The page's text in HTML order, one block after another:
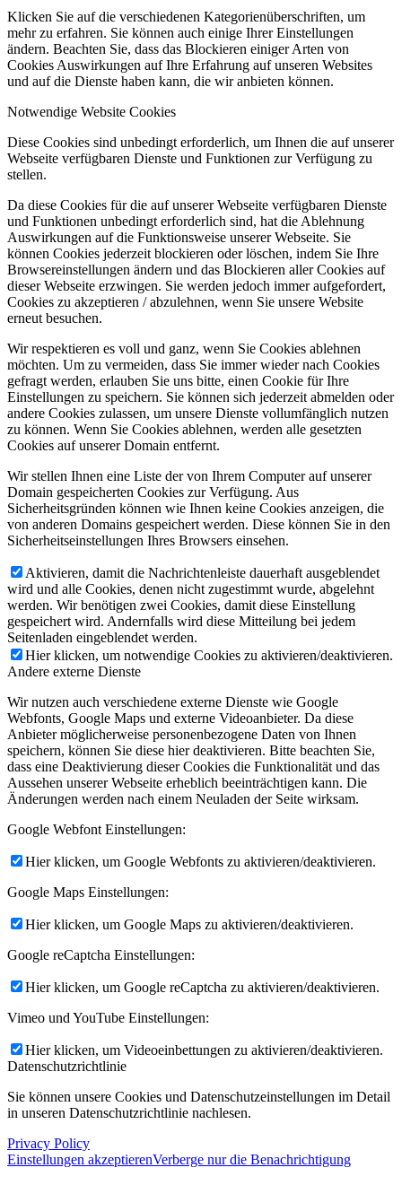
Klicken Sie auf die verschiedenen Kategorienüberschriften, um
mehr zu erfahren. Sie können auch einige Ihrer Einstellungen
ändern. Beachten Sie, dass das Blockieren einiger Arten von
Cookies Auswirkungen auf Ihre Erfahrung auf unseren Websites
und auf die Dienste haben kann, die wir anbieten können.
Notwendige Website Cookies
Diese Cookies sind unbedingt erforderlich, um Ihnen die auf unserer
Webseite verfügbaren Dienste und Funktionen zur Verfügung zu
stellen.
Da diese Cookies für die auf unserer Webseite verfügbaren Dienste
und Funktionen unbedingt erforderlich sind, hat die Ablehnung
Auswirkungen auf die Funktionsweise unserer Webseite. Sie
können Cookies jederzeit blockieren oder löschen, indem Sie Ihre
Browsereinstellungen ändern und das Blockieren aller Cookies auf
dieser Webseite erzwingen. Sie werden jedoch immer aufgefordert,
Cookies zu akzeptieren / abzulehnen, wenn Sie unsere Website
erneut besuchen.
Wir respektieren es voll und ganz, wenn Sie Cookies ablehnen
möchten. Um zu vermeiden, dass Sie immer wieder nach Cookies
gefragt werden, erlauben Sie uns bitte, einen Cookie für Ihre
Einstellungen zu speichern. Sie können sich jederzeit abmelden oder
andere Cookies zulassen, um unsere Dienste vollumfänglich nutzen
zu können. Wenn Sie Cookies ablehnen, werden alle gesetzten
Cookies auf unserer Domain entfernt.
Wir stellen Ihnen eine Liste der von Ihrem Computer auf unserer
Domain gespeicherten Cookies zur Verfügung. Aus
Sicherheitsgründen können wie Ihnen keine Cookies anzeigen, die
von anderen Domains gespeichert werden. Diese können Sie in den
Sicherheitseinstellungen Ihres Browsers einsehen.
Aktivieren, damit die Nachrichtenleiste dauerhaft ausgeblendet
wird und alle Cookies, denen nicht zugestimmt wurde, abgelehnt
werden. Wir benötigen zwei Cookies, damit diese Einstellung
gespeichert wird. Andernfalls wird diese Mitteilung bei jedem
Seitenladen eingeblendet werden.
Hier klicken, um notwendige Cookies zu aktivieren/deaktivieren.
Andere externe Dienste
Wir nutzen auch verschiedene externe Dienste wie Google
Webfonts, Google Maps und externe Videoanbieter. Da diese
Anbieter möglicherweise personenbezogene Daten von Ihnen
speichern, können Sie diese hier deaktivieren. Bitte beachten Sie,
dass eine Deaktivierung dieser Cookies die Funktionalität und das
Aussehen unserer Webseite erheblich beeinträchtigen kann. Die
Änderungen werden nach einem Neuladen der Seite wirksam.
Google Webfont Einstellungen:
Hier klicken, um Google Webfonts zu aktivieren/deaktivieren.
Google Maps Einstellungen:
Hier klicken, um Google Maps zu aktivieren/deaktivieren.
Google reCaptcha Einstellungen:
Hier klicken, um Google reCaptcha zu aktivieren/deaktivieren.
Vimeo und YouTube Einstellungen:
Hier klicken, um Videoeinbettungen zu aktivieren/deaktivieren.
Datenschutzrichtlinie
Sie können unsere Cookies und Datenschutzeinstellungen im Detail
in unseren Datenschutzrichtlinie nachlesen.
Privacy Policy
Einstellungen akzeptierenVerberge nur die Benachrichtigung